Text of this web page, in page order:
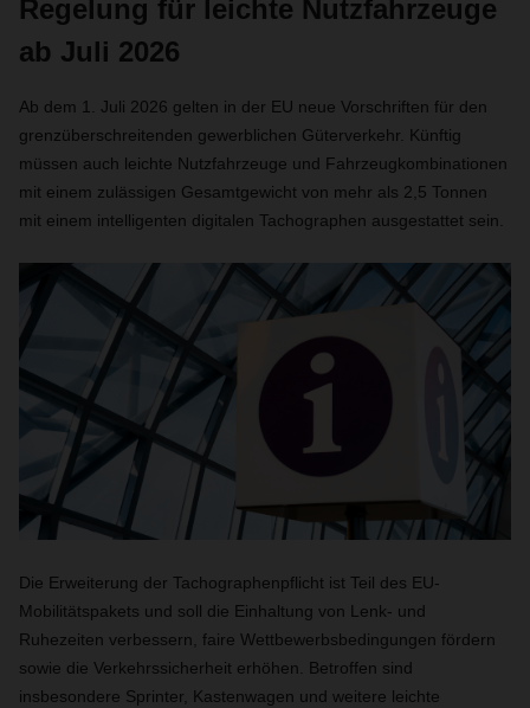
Regelung für leichte Nutzfahrzeuge
ab Juli 2026
Ab dem 1. Juli 2026 gelten in der EU neue Vorschriften für den
grenzüberschreitenden gewerblichen Güterverkehr. Künftig
müssen auch leichte Nutzfahrzeuge und Fahrzeugkombinationen
mit einem zulässigen Gesamtgewicht von mehr als 2,5 Tonnen
mit einem intelligenten digitalen Tachographen ausgestattet sein.
Die Erweiterung der Tachographenpflicht ist Teil des EU-
Mobilitätspakets und soll die Einhaltung von Lenk- und
Ruhezeiten verbessern, faire Wettbewerbsbedingungen fördern
sowie die Verkehrssicherheit erhöhen. Betroffen sind
insbesondere Sprinter, Kastenwagen und weitere leichte